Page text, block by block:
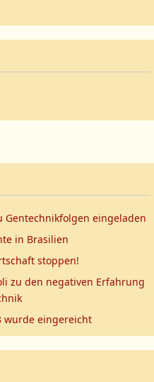
Gentechnikfolgen eingeladen
in Brasilien
stoppen!
zu den negativen Erfahrung
wurde eingereicht